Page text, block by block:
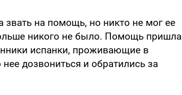
звать на помощь, но никто не мог ее
никого не было. Помощь пришла
испанки, проживающие в
дозвониться и обратились за